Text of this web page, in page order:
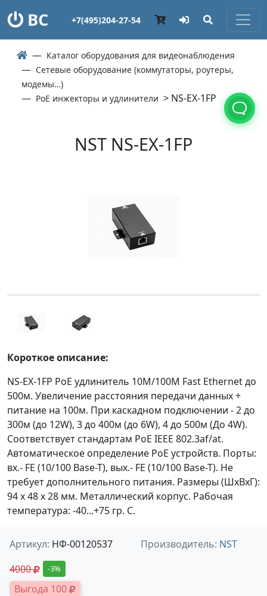
ВС +7(495)204-27-54
Каталог оборудования для видеонаблюдения
Сетевые оборудование (коммутаторы, роутеры,
модемы…)
PoE инжекторы и удлинители > NS-EX-1FP
NST NS-EX-1FP
Короткое описание:
NS-EX-1FP PoE удлинитель 10M/100M Fast Ethernet до
500м. Увеличение расстояния передачи данных +
питание на 100м. При каскадном подключении - 2 до
300м (до 12W), 3 до 400м (до 6W), 4 до 500м (До 4W).
Соответствует стандартам PoE IEEE 802.3af/at.
Автоматическое определение PoE устройств. Порты:
вх.- FE (10/100 Base-T), вых.- FE (10/100 Base-T). Не
требует дополнительного питания. Размеры (ШхВхГ):
94 x 48 x 28 мм. Металлический корпус. Рабочая
температура: -40...+75 гр. С.
Артикул: НФ-00120537 Производитель: NST
4000
-3%
Выгода 100